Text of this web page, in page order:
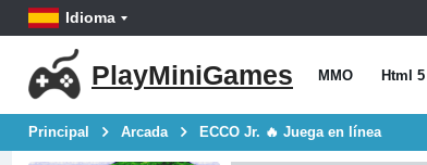
Idioma
PlayMiniGames MMO Html 5
Principal Arcada ECCO Jr. 🔥 Juega en línea